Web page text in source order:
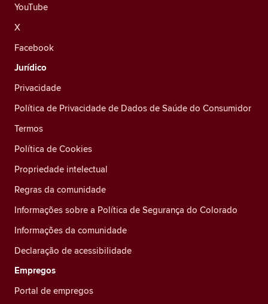
YouTube
X
Facebook
Jurídico
Privacidade
Política de Privacidade de Dados de Saúde do Consumidor
Termos
Política de Cookies
Propriedade intelectual
Regras da comunidade
Informações sobre a Política de Segurança do Colorado
Informações da comunidade
Declaração de acessibilidade
Empregos
Portal de empregos